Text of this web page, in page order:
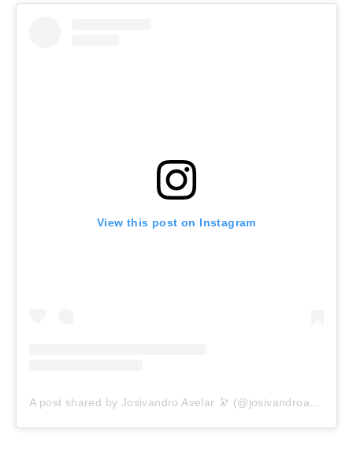
View this post on Instagram
A post shared by Josivandro Avelar 🔭 (@josivandroavelar)